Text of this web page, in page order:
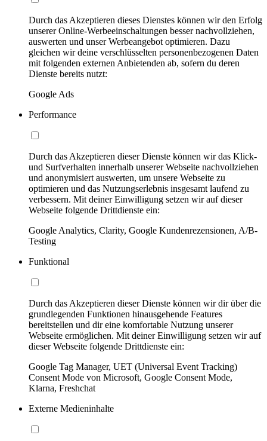
Durch das Akzeptieren dieses Dienstes können wir den Erfolg
unserer Online-Werbeeinschaltungen besser nachvollziehen,
auswerten und unser Werbeangebot optimieren. Dazu
gleichen wir deine verschlüsselten personenbezogenen Daten
mit folgenden externen Anbietenden ab, sofern du deren
Dienste bereits nutzt:
Google Ads
Performance
Durch das Akzeptieren dieser Dienste können wir das Klick-
und Surfverhalten innerhalb unserer Webseite nachvollziehen
und anonymisiert auswerten, um unsere Webseite zu
optimieren und das Nutzungserlebnis insgesamt laufend zu
verbessern. Mit deiner Einwilligung setzen wir auf dieser
Webseite folgende Drittdienste ein:
Google Analytics, Clarity, Google Kundenrezensionen, A/B-
Testing
Funktional
Durch das Akzeptieren dieser Dienste können wir dir über die
grundlegenden Funktionen hinausgehende Features
bereitstellen und dir eine komfortable Nutzung unserer
Webseite ermöglichen. Mit deiner Einwilligung setzen wir auf
dieser Webseite folgende Drittdienste ein:
Google Tag Manager, UET (Universal Event Tracking)
Consent Mode von Microsoft, Google Consent Mode,
Klarna, Freshchat
Externe Medieninhalte